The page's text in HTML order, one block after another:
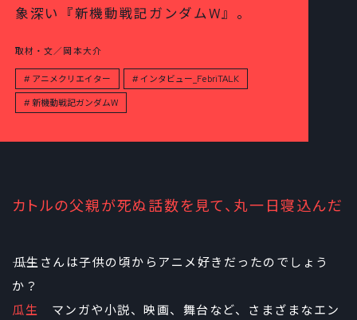
象深い『新機動戦記ガンダムW』。
取材・文／岡本大介
アニメクリエイター インタビュー_FebriTALK
新機動戦記ガンダムW
カトルの父親が死ぬ話数を見て、丸一日寝込んだ
――瓜生さんは子供の頃からアニメ好きだったのでしょう
か？
瓜生 マンガや小説、映画、舞台など、さまざまなエン